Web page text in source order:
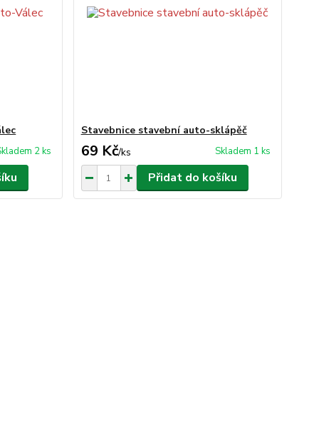
2 ks
Stavebnice stavební auto-sklápěč
69 Kč/ks Skladem 1 ks
Přidat do košíku